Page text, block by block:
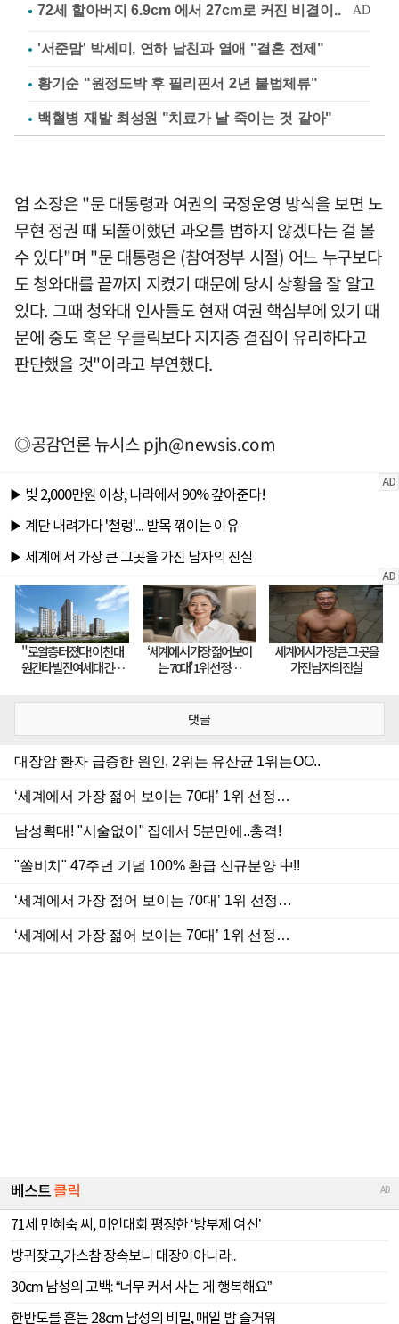
'서준맘' 박세미, 연하 남친과 열애 "결혼 전제"
황기순 "원정도박 후 필리핀서 2년 불법체류"
백혈병 재발 최성원 "치료가 날 죽이는 것 같아"
엄 소장은 "문 대통령과 여권의 국정운영 방식을 보면 노
무현 정권 때 되풀이했던 과오를 범하지 않겠다는 걸 볼
수 있다"며 "문 대통령은 (참여정부 시절) 어느 누구보다
도 청와대를 끝까지 지켰기 때문에 당시 상황을 잘 알고
있다. 그때 청와대 인사들도 현재 여권 핵심부에 있기 때
문에 중도 혹은 우클릭보다 지지층 결집이 유리하다고
판단했을 것"이라고 부연했다.
◎공감언론 뉴시스pjh@newsis.com
댓글